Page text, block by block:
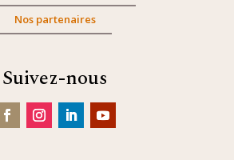
Nos partenaires
Suivez-nous